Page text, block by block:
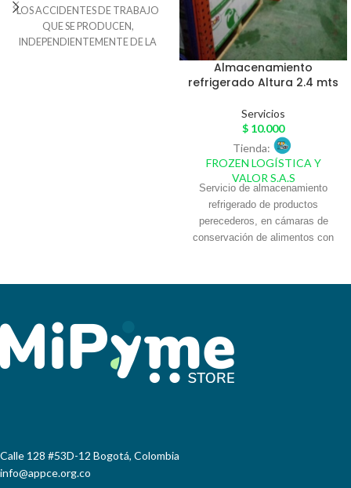
LOS ACCIDENTES DE TRABAJO
QUE SE PRODUCEN,
INDEPENDIENTEMENTE DE LA
Almacenamiento
refrigerado Altura 2.4 mts
Servicios
$ 10.000
Tienda:
FROZEN LOGÍSTICA Y
VALOR S.A.S
Servicio de almacenamiento
refrigerado de productos
perecederos, en cámaras de
conservación de alimentos con
con altura máxima hasta 2.4
dentro de La Gran Central de
Abastos de Soledad (Atlántico) y
Centro Industrial Marysol en
Barranquilla (Atlántico).
Calle 128 #53D-12 Bogotá, Colombia
info@appce.org.co